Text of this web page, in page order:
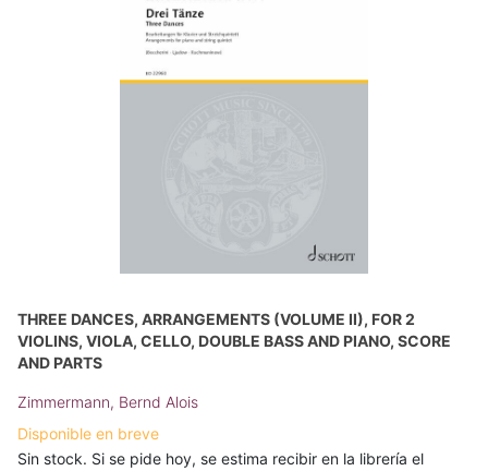
THREE DANCES, ARRANGEMENTS (VOLUME II), FOR 2
VIOLINS, VIOLA, CELLO, DOUBLE BASS AND PIANO, SCORE
AND PARTS
Zimmermann, Bernd Alois
Disponible en breve
Sin stock. Si se pide hoy, se estima recibir en la librería el